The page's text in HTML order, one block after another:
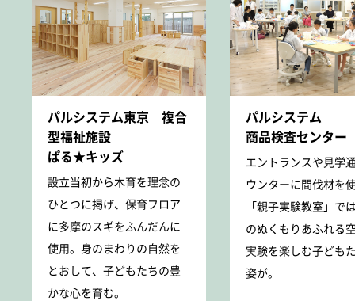
パルシステム東京 複合
型福祉施設
ぱる★キッズ
設立当初から木育を理念の
ひとつに掲げ、保育フロア
に多摩のスギをふんだんに
使用。身のまわりの自然を
とおして、子どもたちの豊
かな心を育む。
パルシステム
商品検査センター
エントランスや見学
ウンターに間伐材を
「親子実験教室」で
のぬくもりあふれる
実験を楽しむ子ども
姿が。